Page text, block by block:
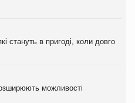
стануть в пригоді, коли довго
можливості